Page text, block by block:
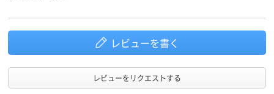
レビューを書く
レビューをリクエストする